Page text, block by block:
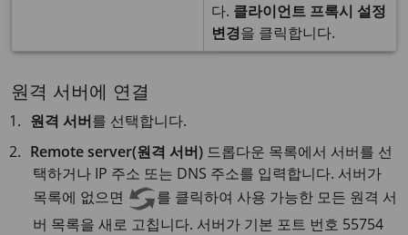
다. 클라이언트 프록시 설정
변경을 클릭합니다.
원격 서버에 연결
원격 서버를 선택합니다.
Remote server(원격 서버) 드롭다운 목록에서 서버를 선
택하거나 IP 주소 또는 DNS 주소를 입력합니다. 서버가
목록에 없으면
를 클릭하여 사용 가능한 모든 원격 서
버 목록을 새로 고칩니다. 서버가 기본 포트 번호 55754